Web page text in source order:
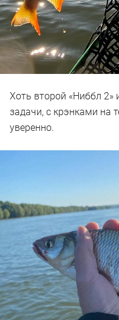
Хоть второй «Ниббл 2»
задачи, с крэнками на
уверенно.